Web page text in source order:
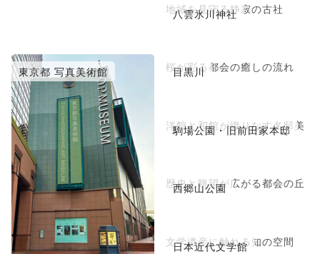
八雲氷川神社
地域を見守る静寂の古社
東京都 写真美術館 目黒川
桜が彩る都会の癒しの流れ
駒場公園・旧前田家本邸
洋館と和館が織りなす名邸美
西郷山公園
歴史と眺望が広がる都会の丘
日本近代文学館
文学遺産に触れる知の空間